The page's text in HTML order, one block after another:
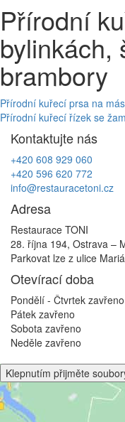
Přírodní
bylinkách,
brambory
Navigace
pro
příspěvek
Přírodní kuřecí prsa na
Přírodní kuřecí řízek se
Kontaktujte nás
+420 608 929 060
+420 596 620 772
info@restauracetoni.cz
Adresa
Restaurace TONI
28. října 194, Ostrava –
Parkovat lze z ulice
Otevírací doba
Pondělí - Čtvrtek zavřeno
Pátek zavřeno
Sobota zavřeno
Neděle zavřeno
Klepnutím přijměte